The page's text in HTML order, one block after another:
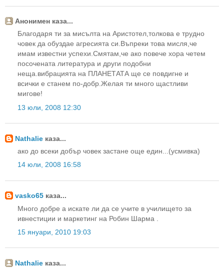
Анонимен каза...
Благодаря ти за мисълта на Аристотел,толкова е трудно
човек да обуздае агресията си.Въпреки това мисля,че
имам известни успехи.Смятам,че ако повече хора четем
посочената литература и други подобни
неща.вибрацията на ПЛАНЕТАТА ще се повдигне и
всички е станем по-добр.Желая ти много щастливи
мигове!
13 юли, 2008 12:30
Nathalie каза...
ако до всеки добър човек застане още един...(усмивка)
14 юли, 2008 16:58
vasko65 каза...
Много добре а искате ли да се учите в училището за
ивнестиции и маркетинг на Робин Шарма .
15 януари, 2010 19:03
Nathalie каза...